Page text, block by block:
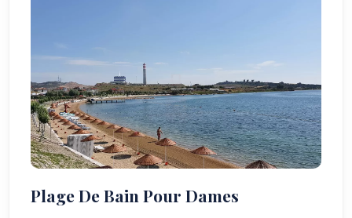
Plage De Bain Pour Dames